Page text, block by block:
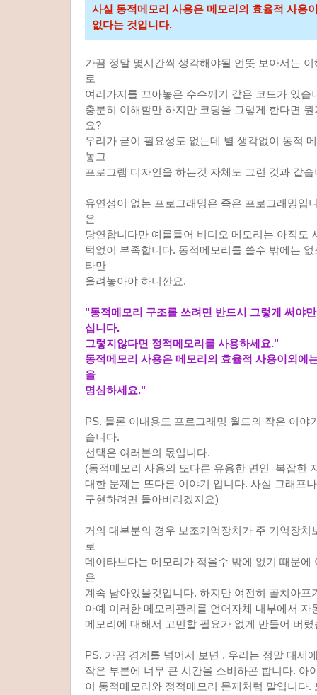
사실 동적메모리 사용은 메모리의 효율적 사용
없다는 것입니다.
가끔 정말 몇시간씩 생각해야될 언뜻 보아서는
로
여러가지를 꼬아놓은 수수께기 같은 코드가 있습
충분히 이해할만 하지만 코딩을 그렇게 한다면
요?
우리가 굳이 필요성도 없는데 별 생각없이 동적
놓고
프로그램 디자인을 하는것 자체도 그런 것과 같습
유연성이 없는 프로그래밍은 죽은 프로그래밍입
은
당연합니다만 예를들어 비디오 메모리는 아직도
턱없이 부족합니다. 동적메모리를 쓸수 밖에는
타만
올려놓아야 하니깐요.
"동적메모리 구조를 쓰려면 반드시 그렇게 써야
십니다.
그렇지않다면 정적메모리를 사용하세요."
동적메모리 사용은 메모리의 효율적 사용이외에
을
명심하세요."
PS. 물론 이내용도 프로그래밍 월드의 작은 이야
습니다.
선택은 여러분의 몫입니다.
(동적메모리 사용의 또다른 유용한 면인 복잡한
대한 문제는 또다른 이야기 입니다. 사실 그래프
구현하려면 돌아버리겠지요)
거의 대부분의 경우 보조기억장치가 주 기억장치
로
데이타보다는 메모리가 적을수 밖에 없기 때문에
은
계속 남아있을것입니다. 하지만 여전히 골치아프
아예 이러한 메모리관리를 언어자체 내부에서 자
메모리에 대해서 고민할 필요가 없게 만들어 버렸
PS. 가끔 경계를 넘어서 보면 , 우리는 정말 대세
작은 부분에 너무 큰 시간을 소비하곤 합니다. 아
이 동적메모리와 정적메모리 문제처럼 말입니다.